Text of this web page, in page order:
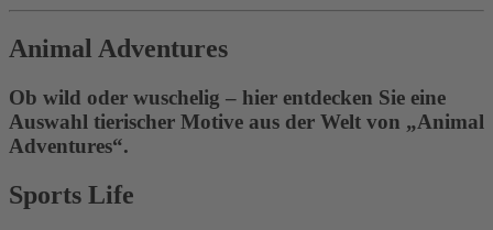
Animal Adventures
Ob wild oder wuschelig – hier entdecken Sie eine
Auswahl tierischer Motive aus der Welt von „Animal
Adventures“.
Sports Life